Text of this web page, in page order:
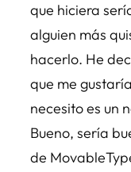
que hiciera
alguien más
hacerlo. He
que me
necesito es un
Bueno, sería
de